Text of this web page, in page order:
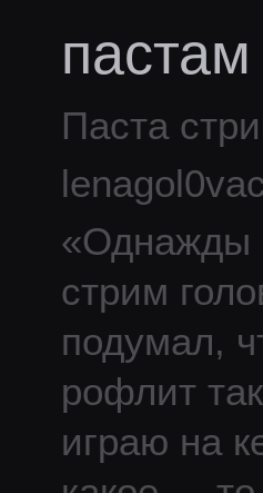
пастам
Паста
«Однажды
стрим
подумал,
рофлит
играю на